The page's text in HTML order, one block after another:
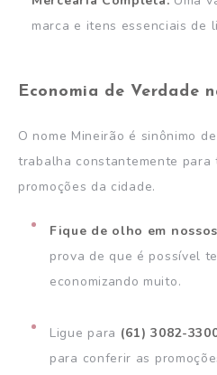
marca e itens essenciais de
Economia de Verdade
O nome Mineirão é sinônimo de
trabalha constantemente para
promoções da cidade.
Fique de olho em
prova de que é possível
economizando muito.
Ligue para (61) 3082-
para conferir as